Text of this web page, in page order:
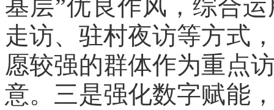
基层”优良作风，综合
走访、驻村夜访等方式
愿较强的群体作为重点
意。三是强化数字赋能